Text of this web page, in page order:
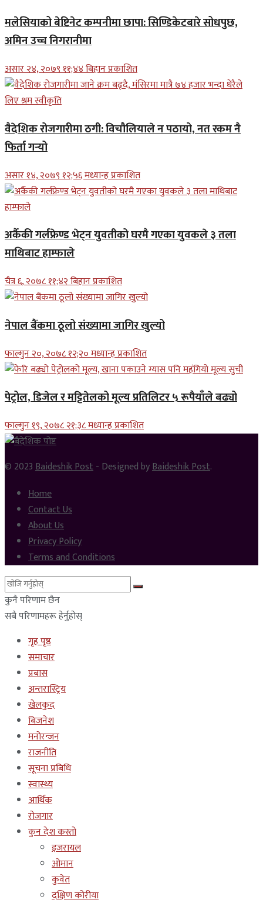
मलेसियाको बेष्टिनेट कम्पनीमा छापा: सिण्डिकेटबारे सोधपुछ,
अमिन उच्च निगरानीमा
असार २४, २०७९ ११;४४ बिहान प्रकाशित
वैदेशिक रोजगारीमा ठगी: विचौलियाले न पठायो, नत रकम नै
फिर्ता गर्‍यो
असार १४, २०७९ १२;५६ मध्यान्ह प्रकाशित
अर्कैकी गर्लफ्रेण्ड भेट्न युवतीको घरमै गएका युवकले ३ तला
माथिबाट हाम्फाले
चैत्र ६, २०७८ ११;४२ बिहान प्रकाशित
नेपाल बैंकमा ठूलो संख्यामा जागिर खुल्यो
फाल्गुन २०, २०७८ १२;२० मध्यान्ह प्रकाशित
पेट्रोल, डिजेल र मट्टितेलको मूल्य प्रतिलिटर ५ रूपैयाँले बढ्यो
फाल्गुन १९, २०७८ २१;३८ मध्यान्ह प्रकाशित
© 2023Baideshik Post- Designed byBaideshik Post.
Home
Contact Us
About Us
Privacy Policy
Terms and Conditions
कुनै परिणाम छैन
सबै परिणामहरू हेर्नुहोस्
गृह पृष्ठ
समाचार
प्रबास
अन्तरास्ट्रिय
खेलकुद
बिजनेश
मनोरन्जन
राजनीति
सूचना प्रबिधि
स्वास्थ्य
आर्थिक
रोजगार
कुन देश कस्तो
इजरायल
ओमान
कुवेत
दक्षिण कोरीया